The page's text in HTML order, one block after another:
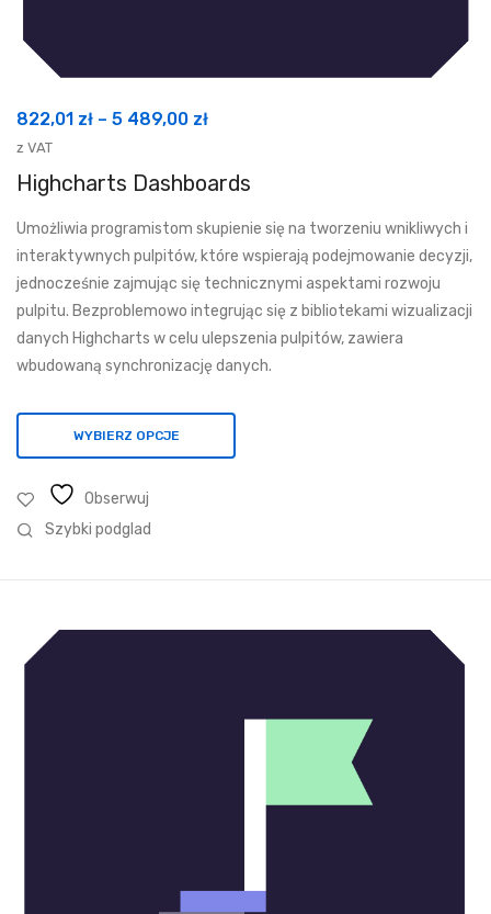
822,01 zł – 5 489,00 złZakres
od
do
5
489,00 zł
z VAT
Highcharts Dashboards
Umożliwia programistom skupienie się na tworzeniu wnikliwych i
interaktywnych pulpitów, które wspierają podejmowanie decyzji,
jednocześnie zajmując się technicznymi aspektami rozwoju
pulpitu. Bezproblemowo integrując się z bibliotekami wizualizacji
danych Highcharts w celu ulepszenia pulpitów, zawiera
wbudowaną synchronizację danych.
WYBIERZ OPCJE
Obserwuj
Szybki podglad